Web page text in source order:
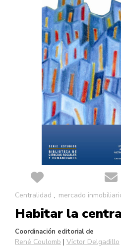
Saltar
comienzo
galería
Centralidad mercado
Habitar la
Coordinación editorial de
René Coulomb Víctor Delgadillo